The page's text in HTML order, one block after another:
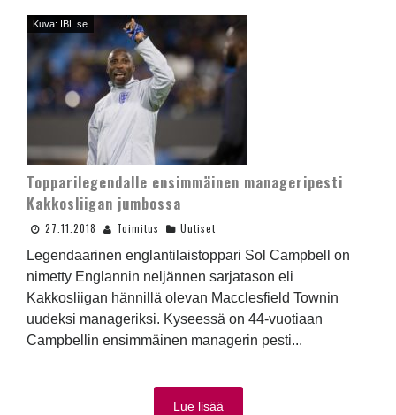
Kuva: IBL.se
Topparilegendalle ensimmäinen manageripesti
Kakkosliigan jumbossa
27.11.2018 Toimitus Uutiset
Legendaarinen englantilaistoppari Sol Campbell on
nimetty Englannin neljännen sarjatason eli
Kakkosliigan hännillä olevan Macclesfield Townin
uudeksi manageriksi. Kyseessä on 44-vuotiaan
Campbellin ensimmäinen managerin pesti...
Lue lisää